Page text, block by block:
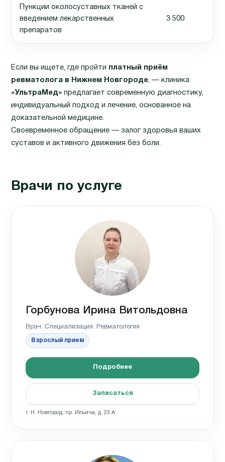
Пункции околосуставных тканей с
введением лекарственных
препаратов
3 500
Если вы ищете, где пройти платный приём
ревматолога в Нижнем Новгороде, — клиника
«УльтраМед» предлагает современную диагностику,
индивидуальный подход и лечение, основанное на
доказательной медицине.
Своевременное обращение — залог здоровья ваших
суставов и активного движения без боли.
Врачи по услуге
Горбунова Ирина Витольдовна
Врач. Специализация: Ревматология
Взрослый прием
Подробнее
Записаться
г. Н. Новгород, пр. Ильича, д. 23 А